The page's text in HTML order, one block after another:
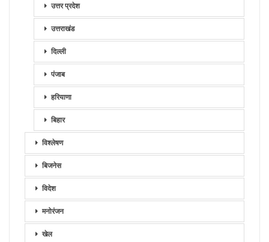
उत्तर प्रदेश
उत्तराखंड
दिल्ली
पंजाब
हरियाणा
बिहार
विश्लेषण
बिजनेस
विदेश
मनोरंजन
खेल